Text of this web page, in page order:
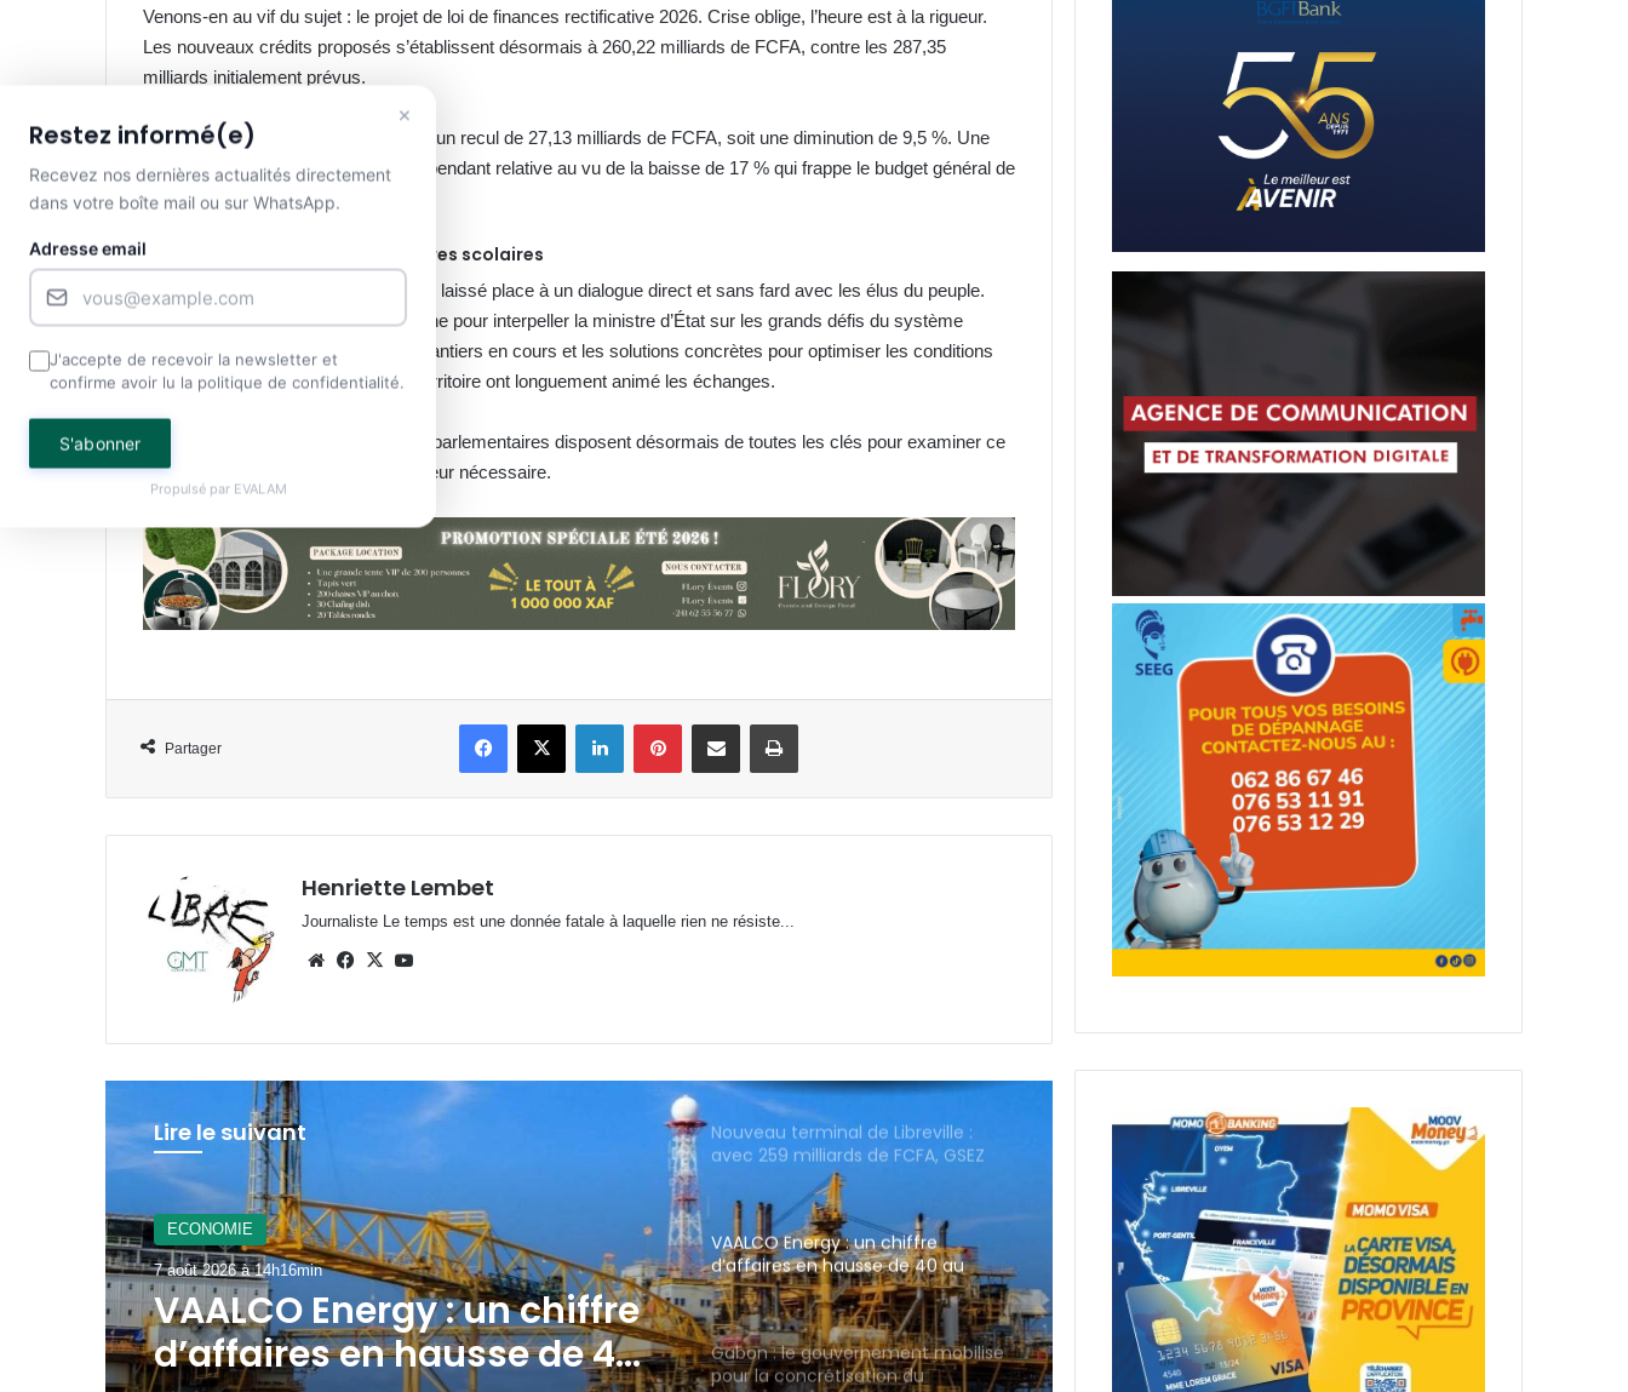
Venons-en au vif du sujet : le projet de loi de finances rectificative 2026. Crise oblige, l’heure est à la rigueur.
Les nouveaux crédits proposés s’établissent désormais à 260,22 milliards de FCFA, contre les 287,35
milliards initialement prévus.
Cette révision à la baisse représente un recul de 27,13 milliards de FCFA, soit une diminution de 9,5 %. Une
cure d’austérité notable, qui reste cependant relative au vu de la baisse de 17 % qui frappe le budget général de
l’État.
Cap sur l’avenir des infrastructures scolaires
L’exposé des chiffres a naturellement laissé place à un dialogue direct et sans fard avec les élus du peuple.
Les députés ont profité de cette tribune pour interpeller la ministre d’État sur les grands défis du système
éducatif. L’état d’avancement des chantiers en cours et les solutions concrètes pour optimiser les conditions
d’enseignement sur l’ensemble du territoire ont longuement animé les échanges.
Grâce à ces éclairages mutuels, les parlementaires disposent désormais de toutes les clés pour examiner ce
collectif budgétaire 2026 avec la rigueur nécessaire.
Partager
FacebookX LinkedinPinterestPartager par email Imprimer
Henriette Lembet
Journaliste Le temps est une donnée fatale à laquelle rien ne résiste...
WebsiteFacebook
X
Lire le suivant
A La Une
7 août 2026 à 12h21min
Gabon : le gouvernement
mobilisé pour la
jusqu’au 31 août
Libreville : plus d’une tonne de
cannabis saisie
professionnelles
Affaire Bilie-By-Nze : EPG demande
Cybersécurité : la SEEG révèle avoir
perdu près de 95 % de ses
avec 259 milliards de FCFA, GSEZ
chère de la sous-région ?
VAALCO Energy : un chiffre
d’affaires en hausse de 40 au
2ème trimestre 2026
Gabon : le gouvernement mobilisé
pour la concrétisation du
mégaprojet de Fer de Baniaka
Gabon-Côte d’Ivoire : Oligui
Nguema échange avec son
×
Restez informé(e)
Recevez nos dernières actualités directement
dans votre boîte mail ou sur WhatsApp.
Adresse email
J'accepte de recevoir la newsletter et
confirme avoir lu la politique de confidentialité.
S'abonner
Propulsé par EVALAM